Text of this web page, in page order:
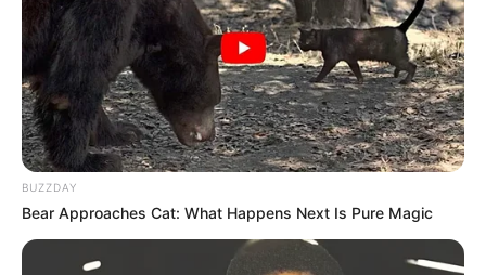
BUZZDAY
Bear Approaches Cat: What Happens Next Is Pure Magic